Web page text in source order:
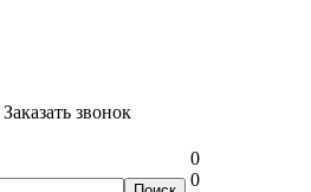
Заказать звонок
0
0